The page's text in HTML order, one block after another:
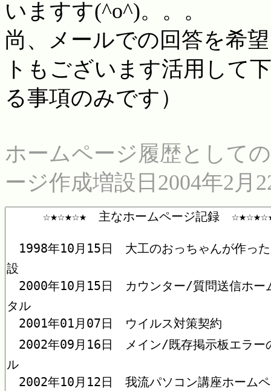
いますす(^o^)。。。
尚、メールでの回答を希
トもございます活用して
る事項のみです）
ホームページ履歴として
ージ作成増設日2004年2月